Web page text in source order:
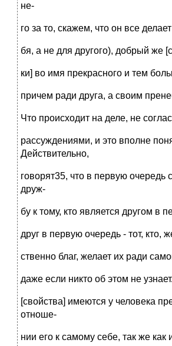
не-
го за то, скажем, что он все
бя, а не для другого), добрый же
ки] во имя прекрасного и тем
причем ради друга, а своим
Что происходит на деле, не
рассуждениями, и это вполне
Действительно,
говорят35, что в первую очередь
друж-
бу к тому, кто является другом в
друг в первую очередь - тот, кто,
ственно благ, желает их ради
даже если никто об этом не
[свойства] имеются у человека
отноше-
нии его к самому себе, так же как